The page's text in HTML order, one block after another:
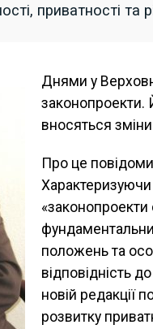
приватності та
Днями у
законопроекти.
вносяться
Про це
Характеризуючи
положень та
відповідність
новій редакції
розвитку